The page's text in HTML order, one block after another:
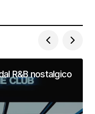
R&B nostalgico